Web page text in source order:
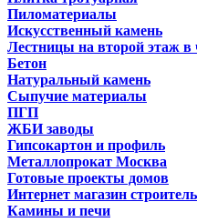
Пиломатериалы
Искусственный камень
Лестницы на второй этаж в
Бетон
Натуральный камень
Сыпучие материалы
ПГП
ЖБИ заводы
Гипсокартон и профиль
Металлопрокат Москва
Готовые проекты домов
Интернет магазин
Камины и печи